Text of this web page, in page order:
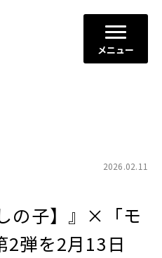
メニュー
2026.02.11
の子】』×「モ
2弾を2月13日
2025年